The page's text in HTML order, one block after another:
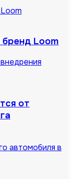
бренд Loom
от
автомобиля в